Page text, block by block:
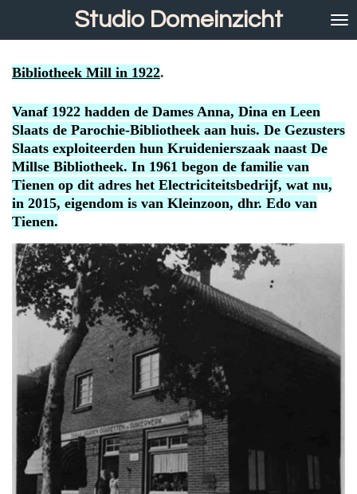
de
Studio Domeinzicht
Bibliotheek Mill in 1922.
Vanaf 1922 hadden de Dames Anna, Dina en Leen
Slaats de Parochie-Bibliotheek aan huis. De Gezusters
Slaats exploiteerden hun Kruidenierszaak naast De
Millse Bibliotheek. In 1961 begon de familie van
Tienen op dit adres het Electriciteitsbedrijf, wat nu,
in 2015, eigendom is van Kleinzoon, dhr. Edo van
Tienen.